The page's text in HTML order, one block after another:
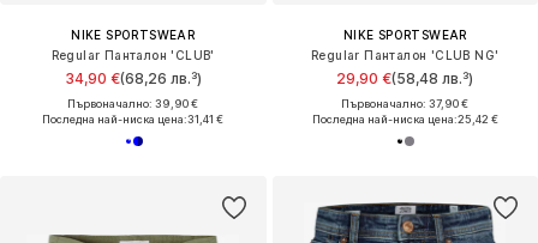
NIKE SPORTSWEAR
Regular Панталон 'CLUB'
34,90 €(68,26 лв.³)
Първоначално: 39,90 €
Последна най-ниска цена:31,41 €
NIKE SPORTSWEAR
Regular Панталон 'CLUB NG'
29,90 €(58,48 лв.³)
Първоначално: 37,90 €
Последна най-ниска цена:25,42 €